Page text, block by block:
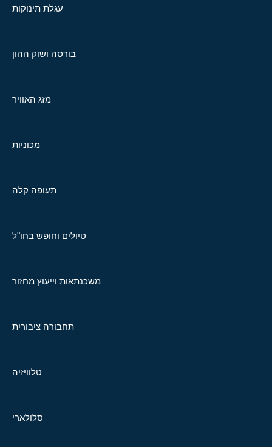
עגלת תינוקות
בורסה ושוק ההון
מזג האוויר
מכוניות
תעופה קלה
טיולים וחופש בחו"ל
משכנתאות וייעוץ מחזור
תחבורה ציבורית
טלוויזיה
סלולארי